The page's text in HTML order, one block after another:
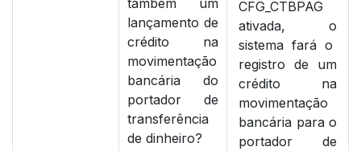
também um
lançamento de
crédito na
movimentação
bancária do
portador de
transferência
de dinheiro?
CFG_CTBPAG
ativada, o
sistema fará o
registro de um
crédito na
movimentação
bancária para o
portador de